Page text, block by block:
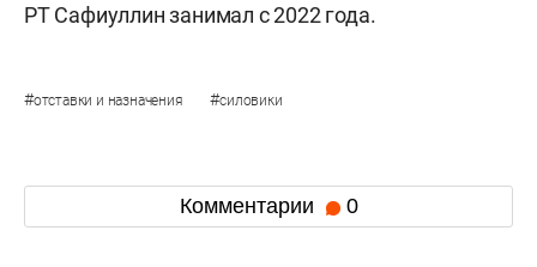
РТ Сафиуллин занимал с 2022 года.
#отставки и назначения #силовики
Комментарии 0